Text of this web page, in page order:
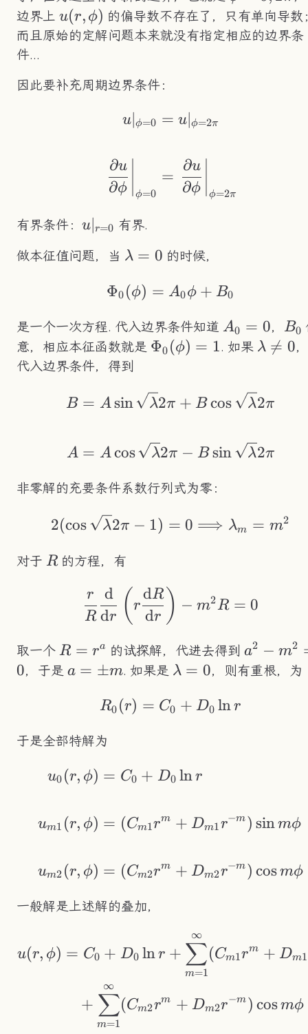
边界上 u(r,\phi)
u(r, ϕ) 的偏导数不存在了，只有单向导数
而且原始的定解问题本来就没有指定相应的边界条
件...
因此要补充周期边界条件：
\begin{aligned}
u∣ϕ=0
∂ϕ
∂u
ϕ=0
= u∣ϕ=2π
=
∂ϕ
∂u
ϕ=2π
有界条件： u|_{r=0}
u∣r=0 有界.
做本征值问题，当 \lambda=0
λ = 0 的时候，
Φ0 (ϕ) = A0ϕ + B0
是一个一次方程. 代入边界条件知道 A_0=0
A0 = 0， B0
意，相应本征函数就是 \Phi_0(\phi)=1
Φ0 (ϕ) = 1. 如果 λ 
= 0
代入边界条件，得到
\begin{aligned}
B
A
= A sin λ2π + B cos λ2π
= A cos λ2π − B sin λ2π
非零解的充要条件系数行列式为零：
2(cos λ2π − 1) = 0 ⟹ λm = m2
对于 R
R的方程，有
R
r
dr
d ( r
dr
dR ) − m2R = 0
取一个 R=r^a
R = ra 的试探解，代进去得到 a^2-
m^2=0
a2 − m2
0，于是 a=\pm
a = ±m. 如果是 \lambda=0
λ = 0，则有重根，为
R0 (r) = C0 + D0 lnr
于是全部特解为
\begin{aligned}
u0 (r, ϕ)
um1 (r, ϕ)
um2 (r, ϕ)
= C0 + D0 lnr
= (Cm1rm + Dm1r−m) sinmϕ
= (Cm2rm + Dm2r−m) cosmϕ
一般解是上述解的叠加，
\begin{aligned}
u(r, ϕ) = C0 + D0 lnr +
m=1
∑
∞
(Cm1rm + Dm1
+
m=1
∑
∞
(Cm2rm + Dm2r−m) cos mϕ